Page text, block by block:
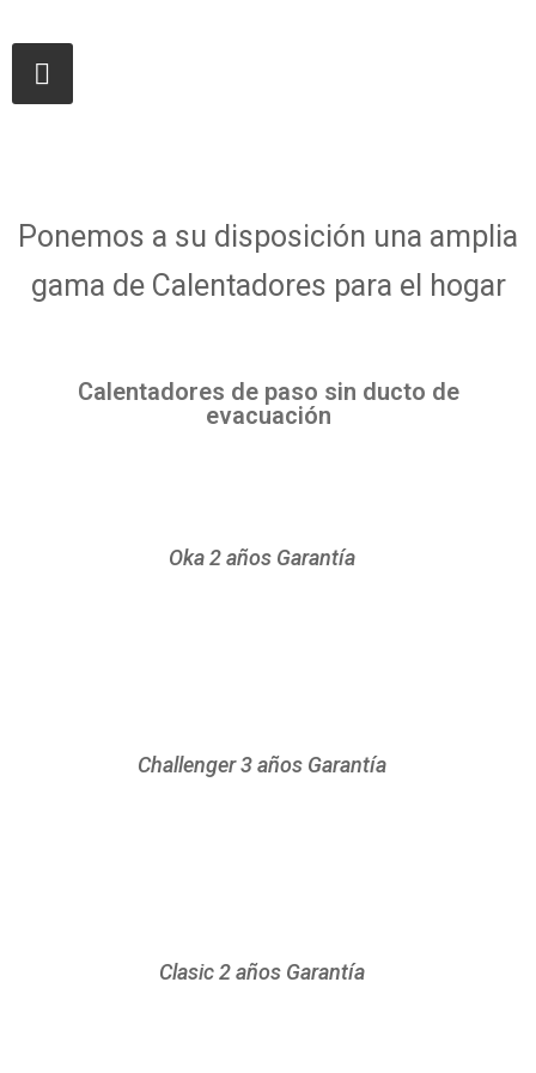
Ponemos a su disposición una amplia
gama de Calentadores para el hogar
Calentadores de paso sin ducto de
evacuación
Oka 2 años Garantía
Challenger 3 años Garantía
Clasic 2 años Garantía